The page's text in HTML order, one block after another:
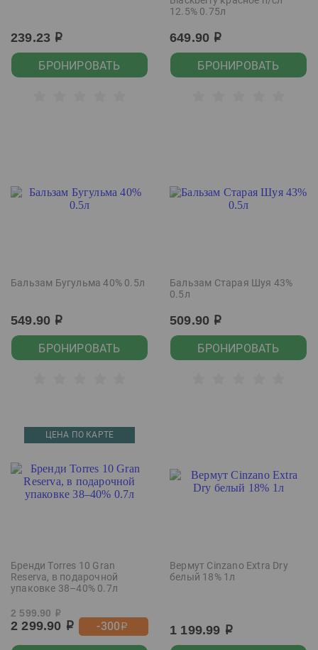
239.23 р
БРОНИРОВАТЬ
12.5% 0.75л
649.90 р
БРОНИРОВАТЬ
Бальзам Бугульма 40% 0.5л
549.90 р
БРОНИРОВАТЬ
Бальзам Старая Шуя 43%
0.5л
509.90 р
БРОНИРОВАТЬ
ЦЕНА ПО КАРТЕ
Бренди Torres 10 Gran
Reserva, в подарочной
упаковке 38–40% 0.7л
2 599.90 р
2 299.90 р -300р
Вермут Cinzano Extra Dry
белый 18% 1л
1 199.99 р